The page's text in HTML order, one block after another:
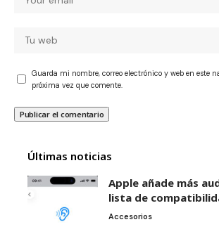
Guarda mi nombre, correo electrónico y web en este
próxima vez que comente.
Últimas noticias
Apple añade más
lista de
Accesorios